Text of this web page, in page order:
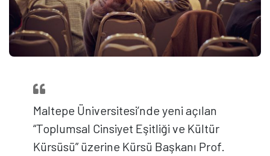
Maltepe Üniversitesi’nde yeni açılan
“Toplumsal Cinsiyet Eşitliği ve Kültür
Kürsüsü” üzerine Kürsü Başkanı Prof.